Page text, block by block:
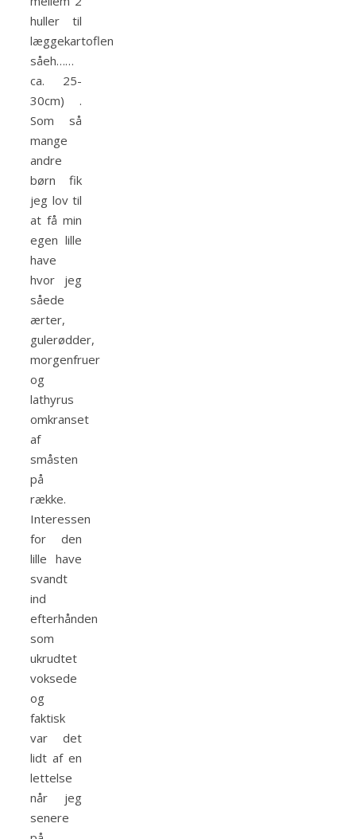
huller til
læggekartoflen
såeh……
ca. 25-
30cm) .
Som så
mange
andre
børn fik
jeg lov til
at få min
egen lille
have
hvor jeg
såede
ærter,
gulerødder,
morgenfruer
og
lathyrus
omkranset
af
småsten
på
række.
Interessen
for den
lille have
svandt
ind
efterhånden
som
ukrudtet
voksede
og
faktisk
var det
lidt af en
lettelse
når jeg
senere